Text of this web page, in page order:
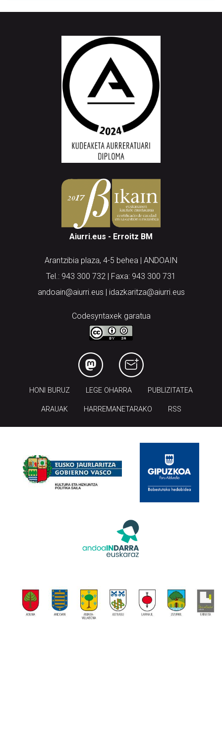
Aiurri.eus - Erroitz BM
Arantzibia plaza, 4-5 behea | ANDOAIN
Tel.: 943 300 732 | Faxa: 943 300 731
andoain@aiurri.eus | idazkaritza@aiurri.eus
Codesyntaxek garatua
HONI BURUZ LEGE OHARRA PUBLIZITATEA
ARAUAK HARREMANETARAKO RSS